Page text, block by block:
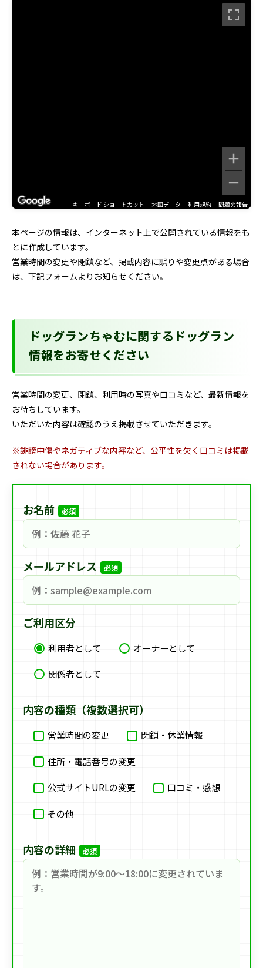
キーボード ショートカット 地図データ 利用規約 問題の報告
本ページの情報は、インターネット上で公開されている情報をも
とに作成しています。
営業時間の変更や閉鎖など、掲載内容に誤りや変更点がある場合
は、下記フォームよりお知らせください。
ドッグランちゃむに関するドッグラン
情報をお寄せください
営業時間の変更、閉鎖、利用時の写真や口コミなど、最新情報を
お待ちしています。
いただいた内容は確認のうえ掲載させていただきます。
※誹謗中傷やネガティブな内容など、公平性を欠く口コミは掲載
されない場合があります。
お名前 必須
メールアドレス 必須
ご利用区分
利用者として
オーナーとして
関係者として
内容の種類（複数選択可）
営業時間の変更 閉鎖・休業情報
住所・電話番号の変更
公式サイトURLの変更 口コミ・感想
その他
内容の詳細 必須